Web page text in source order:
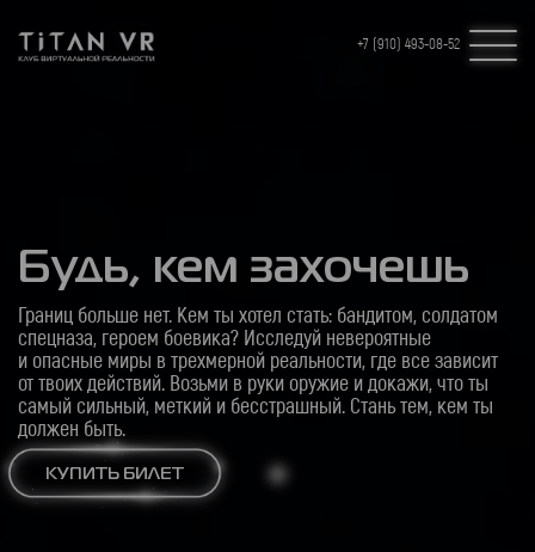
+7 (910) 493-08-52
Будь, кем захочешь
Границ больше нет. Кем ты хотел стать: бандитом, солдатом
спецназа, героем боевика? Исследуй невероятные
и опасные миры в трехмерной реальности, где все зависит
от твоих действий. Возьми в руки оружие и докажи, что ты
самый сильный, меткий и бесстрашный. Стань тем, кем ты
должен быть.
КУПИТЬ БИЛЕТ